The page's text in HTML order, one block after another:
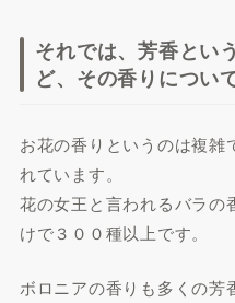
それでは、芳香とい
ど、その香りについ
お花の香りというのは複雑
れています。
花の女王と言われるバラの
けで３００種以上です。
ボロニアの香りも多くの芳